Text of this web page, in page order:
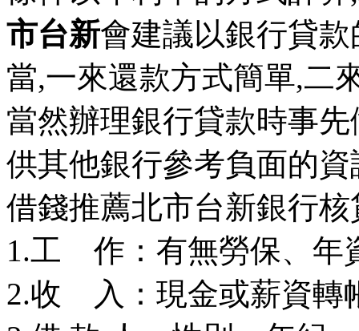
市台新會建議以銀行貸
當,一來還款方式簡單,二
當然辦理銀行貸款時事
供其他銀行參考負面的資
借錢推薦北市台新銀行
1.工 作：有無勞保、年
2.收 入：現金或薪資轉